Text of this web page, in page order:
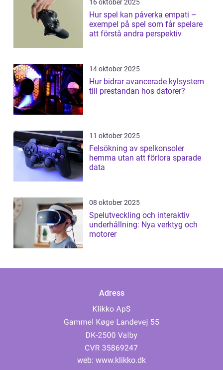
16 oktober 2025
Hur spel kan påverka empati –
exempel på spel som får spelare
att förstå andra perspektiv
14 oktober 2025
Hur bidrar avancerade kylsystem
till prestandan hos datorer?
11 oktober 2025
Felsökning av spelkonsoler
hemma utan att förlora sparade
data
08 oktober 2025
Spelutveckling och interaktiv
underhållning: Nya verktyg och
motorer
Adress
web: www.klikko.dk